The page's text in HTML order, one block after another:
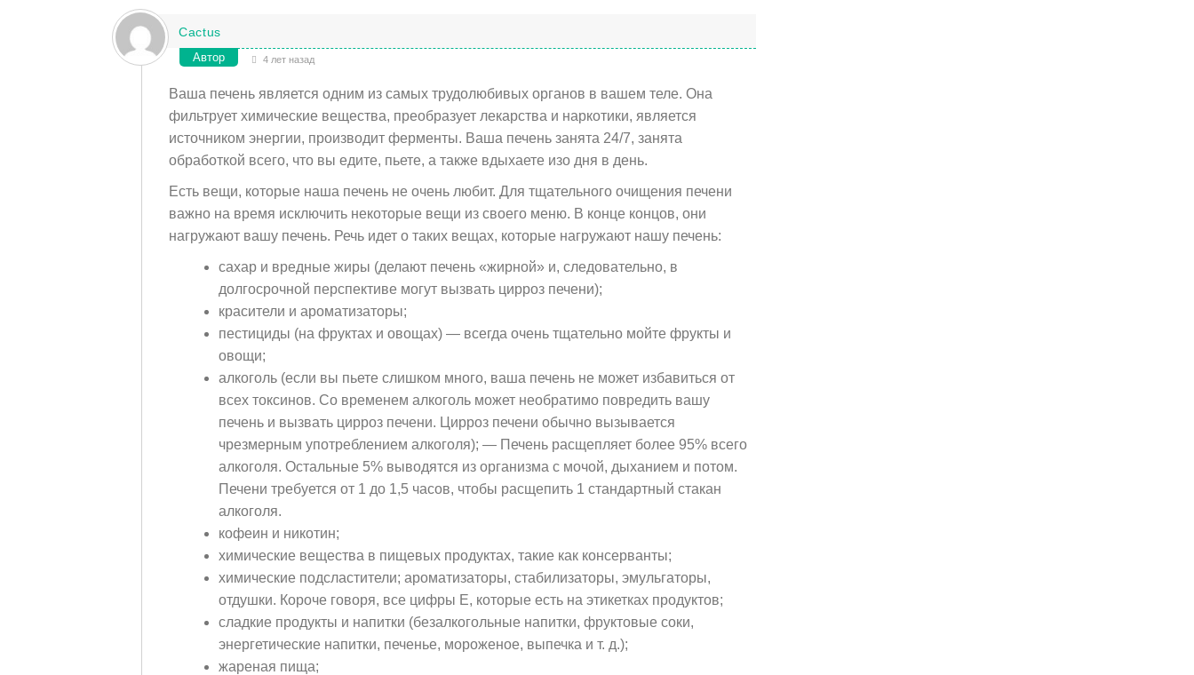
Cactus
Автор 4 лет назад
Ваша печень является одним из самых трудолюбивых органов в вашем теле. Она
фильтрует химические вещества, преобразует лекарства и наркотики, является
источником энергии, производит ферменты. Ваша печень занята 24/7, занята
обработкой всего, что вы едите, пьете, а также вдыхаете изо дня в день.
Есть вещи, которые наша печень не очень любит. Для тщательного очищения печени
важно на время исключить некоторые вещи из своего меню. В конце концов, они
нагружают вашу печень. Речь идет о таких вещах, которые нагружают нашу печень:
cахар и вредные жиры (делают печень «жирной» и, следовательно, в
долгосрочной перспективе могут вызвать цирроз печени);
красители и ароматизаторы;
пестициды (на фруктах и овощах) — всегда очень тщательно мойте фрукты и
овощи;
алкоголь (если вы пьете слишком много, ваша печень не может избавиться от
всех токсинов. Со временем алкоголь может необратимо повредить вашу
печень и вызвать цирроз печени. Цирроз печени обычно вызывается
чрезмерным употреблением алкоголя); — Печень расщепляет более 95% всего
алкоголя. Остальные 5% выводятся из организма с мочой, дыханием и потом.
Печени требуется от 1 до 1,5 часов, чтобы расщепить 1 стандартный стакан
алкоголя.
кофеин и никотин;
химические вещества в пищевых продуктах, такие как консерванты;
химические подсластители; ароматизаторы, стабилизаторы, эмульгаторы,
отдушки. Короче говоря, все цифры Е, которые есть на этикетках продуктов;
сладкие продукты и напитки (безалкогольные напитки, фруктовые соки,
энергетические напитки, печенье, мороженое, выпечка и т. д.);
жареная пища;